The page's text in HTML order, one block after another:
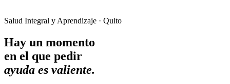
Salud Integral y Aprendizaje · Quito
Hay un momento
en el que pedir
ayuda es valiente.